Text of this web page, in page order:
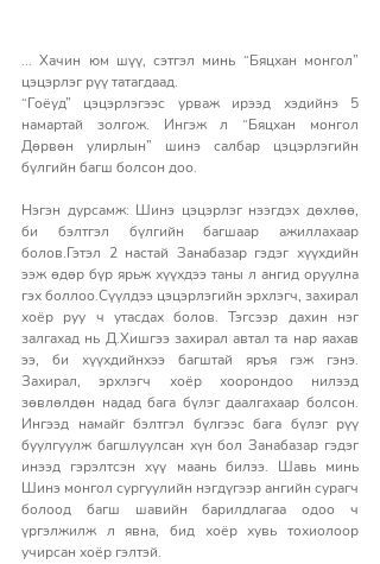
... Хачин юм шүү, сэтгэл минь “Бяцхан монгол”
цэцэрлэг рүү татагдаад.
“Гоёуд” цэцэрлэгээс урваж ирээд хэдийнэ 5
намартай золгож. Ингэж л “Бяцхан монгол
Дөрвөн улирлын” шинэ салбар цэцэрлэгийн
бүлгийн багш болсон доо.
Нэгэн дурсамж: Шинэ цэцэрлэг нээгдэх дөхлөө,
би бэлтгэл бүлгийн багшаар ажиллахаар
болов.Гэтэл 2 настай Занабазар гэдэг хүүхдийн
ээж өдөр бүр ярьж хүүхдээ таны л ангид оруулна
гэх боллоо.Сүүлдээ цэцэрлэгийн эрхлэгч, захирал
хоёр руу ч утасдах болов. Тэгсээр дахин нэг
залгахад нь Д.Хишгээ захирал автал та нар яахав
ээ, би хүүхдийнхээ багштай яръя гэж гэнэ.
Захирал, эрхлэгч хоёр хоорондоо нилээд
зөвлөлдөн надад бага бүлэг даалгахаар болсон.
Ингээд намайг бэлтгэл бүлгээс бага бүлэг рүү
буулгуулж багшлуулсан хүн бол Занабазар гэдэг
инээд гэрэлтсэн хүү маань билээ. Шавь минь
Шинэ монгол сургуулийн нэгдүгээр ангийн сурагч
болоод багш шавийн барилдлагаа одоо ч
үргэлжилж л явна, бид хоёр хувь тохиолоор
учирсан хоёр гэлтэй.